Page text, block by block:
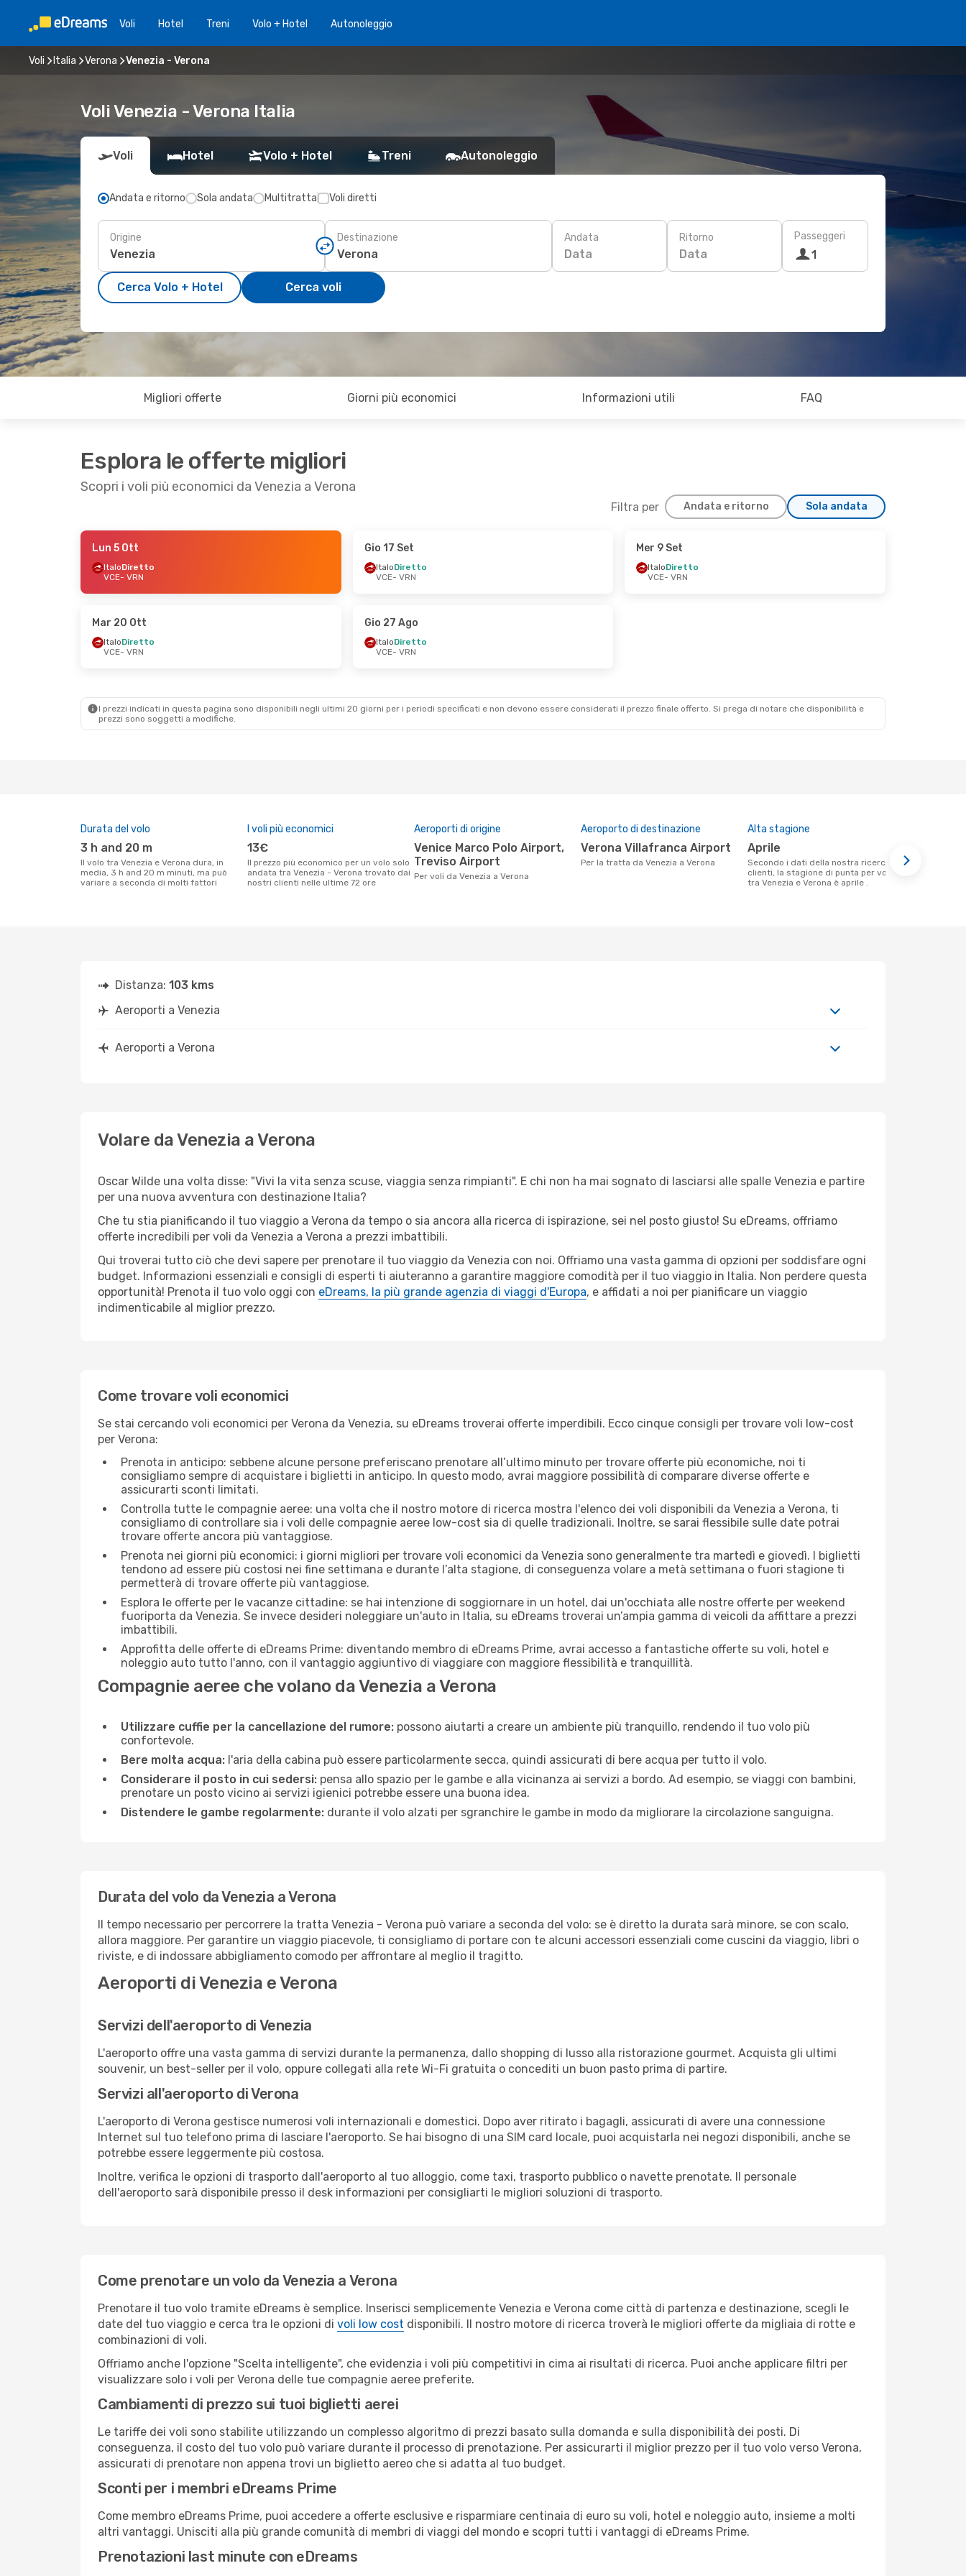
Voli Hotel Treni Volo + Hotel Autonoleggio
Voli Italia Verona Venezia - Verona
Voli Venezia - Verona Italia
Voli Hotel Volo + Hotel Treni Autonoleggio
Andata e ritorno Sola andata Multitratta Voli diretti
Origine Destinazione Andata
Data
Ritorno
Data
Passeggeri
1
Cerca Volo + Hotel Cerca voli
Migliori offerte Giorni più economici Informazioni utili FAQ
Esplora le offerte migliori
Scopri i voli più economici da Venezia a Verona
Filtra per Andata e ritorno Sola andata
- Lun 5 Ott
- Dom 6 Set
VRN
- VCE
Lun 5 Ott
ItaloDiretto
VCE- VRN
Gio 17 Set
ItaloDiretto
VCE- VRN
Mer 9 Set
ItaloDiretto
VCE- VRN
Mar 20 Ott
ItaloDiretto
VCE- VRN
Gio 27 Ago
ItaloDiretto
VCE- VRN
I prezzi indicati in questa pagina sono disponibili negli ultimi 20 giorni per i periodi specificati e non devono essere considerati il ​​prezzo finale offerto. Si prega di notare che disponibilità e
prezzi sono soggetti a modifiche.
Durata del volo
3 h and 20 m
Il volo tra Venezia e Verona dura, in
media, 3 h and 20 m minuti, ma può
variare a seconda di molti fattori
I voli più economici
13€
Il prezzo più economico per un volo solo
andata tra Venezia - Verona trovato dai
nostri clienti nelle ultime 72 ore
Aeroporti di origine
Venice Marco Polo Airport,
Treviso Airport
Per voli da Venezia a Verona
Aeroporto di destinazione
Verona Villafranca Airport
Per la tratta da Venezia a Verona
Alta stagione
aprile
Secondo i dati della nostra ricerca
clienti, la stagione di punta per volare
tra Venezia e Verona è aprile .
Distanza: 103 kms
Aeroporti a Venezia
Aeroporti a Verona
Volare da Venezia a Verona
Oscar Wilde una volta disse: "Vivi la vita senza scuse, viaggia senza rimpianti". E chi non ha mai sognato di lasciarsi alle spalle Venezia e partire
per una nuova avventura con destinazione Italia?
Che tu stia pianificando il tuo viaggio a Verona da tempo o sia ancora alla ricerca di ispirazione, sei nel posto giusto! Su eDreams, offriamo
offerte incredibili per voli da Venezia a Verona a prezzi imbattibili.
Qui troverai tutto ciò che devi sapere per prenotare il tuo viaggio da Venezia con noi. Offriamo una vasta gamma di opzioni per soddisfare ogni
budget. Informazioni essenziali e consigli di esperti ti aiuteranno a garantire maggiore comodità per il tuo viaggio in Italia. Non perdere questa
opportunità! Prenota il tuo volo oggi con eDreams, la più grande agenzia di viaggi d'Europa, e affidati a noi per pianificare un viaggio
indimenticabile al miglior prezzo.
Come trovare voli economici
Se stai cercando voli economici per Verona da Venezia, su eDreams troverai offerte imperdibili. Ecco cinque consigli per trovare voli low-cost
per Verona:
Prenota in anticipo: sebbene alcune persone preferiscano prenotare all’ultimo minuto per trovare offerte più economiche, noi ti
consigliamo sempre di acquistare i biglietti in anticipo. In questo modo, avrai maggiore possibilità di comparare diverse offerte e
assicurarti sconti limitati.
Controlla tutte le compagnie aeree: una volta che il nostro motore di ricerca mostra l'elenco dei voli disponibili da Venezia a Verona, ti
consigliamo di controllare sia i voli delle compagnie aeree low-cost sia di quelle tradizionali. Inoltre, se sarai flessibile sulle date potrai
trovare offerte ancora più vantaggiose.
Prenota nei giorni più economici: i giorni migliori per trovare voli economici da Venezia sono generalmente tra martedì e giovedì. I biglietti
tendono ad essere più costosi nei fine settimana e durante l’alta stagione, di conseguenza volare a metà settimana o fuori stagione ti
permetterà di trovare offerte più vantaggiose.
Esplora le offerte per le vacanze cittadine: se hai intenzione di soggiornare in un hotel, dai un'occhiata alle nostre offerte per weekend
fuoriporta da Venezia. Se invece desideri noleggiare un'auto in Italia, su eDreams troverai un’ampia gamma di veicoli da affittare a prezzi
imbattibili.
Approfitta delle offerte di eDreams Prime: diventando membro di eDreams Prime, avrai accesso a fantastiche offerte su voli, hotel e
noleggio auto tutto l'anno, con il vantaggio aggiuntivo di viaggiare con maggiore flessibilità e tranquillità.
Compagnie aeree che volano da Venezia a Verona
Utilizzare cuffie per la cancellazione del rumore: possono aiutarti a creare un ambiente più tranquillo, rendendo il tuo volo più
confortevole.
Bere molta acqua: l'aria della cabina può essere particolarmente secca, quindi assicurati di bere acqua per tutto il volo.
Considerare il posto in cui sedersi: pensa allo spazio per le gambe e alla vicinanza ai servizi a bordo. Ad esempio, se viaggi con bambini,
prenotare un posto vicino ai servizi igienici potrebbe essere una buona idea.
Distendere le gambe regolarmente: durante il volo alzati per sgranchire le gambe in modo da migliorare la circolazione sanguigna.
Durata del volo da Venezia a Verona
Il tempo necessario per percorrere la tratta Venezia - Verona può variare a seconda del volo: se è diretto la durata sarà minore, se con scalo,
allora maggiore. Per garantire un viaggio piacevole, ti consigliamo di portare con te alcuni accessori essenziali come cuscini da viaggio, libri o
riviste, e di indossare abbigliamento comodo per affrontare al meglio il tragitto.
Aeroporti di Venezia e Verona
Servizi dell'aeroporto di Venezia
L'aeroporto offre una vasta gamma di servizi durante la permanenza, dallo shopping di lusso alla ristorazione gourmet. Acquista gli ultimi
souvenir, un best-seller per il volo, oppure collegati alla rete Wi-Fi gratuita o concediti un buon pasto prima di partire.
Servizi all'aeroporto di Verona
L'aeroporto di Verona gestisce numerosi voli internazionali e domestici. Dopo aver ritirato i bagagli, assicurati di avere una connessione
Internet sul tuo telefono prima di lasciare l'aeroporto. Se hai bisogno di una SIM card locale, puoi acquistarla nei negozi disponibili, anche se
potrebbe essere leggermente più costosa.
Inoltre, verifica le opzioni di trasporto dall'aeroporto al tuo alloggio, come taxi, trasporto pubblico o navette prenotate. Il personale
dell'aeroporto sarà disponibile presso il desk informazioni per consigliarti le migliori soluzioni di trasporto.
Come prenotare un volo da Venezia a Verona
Prenotare il tuo volo tramite eDreams è semplice. Inserisci semplicemente Venezia e Verona come città di partenza e destinazione, scegli le
date del tuo viaggio e cerca tra le opzioni di voli low cost disponibili. Il nostro motore di ricerca troverà le migliori offerte da migliaia di rotte e
combinazioni di voli.
Offriamo anche l'opzione "Scelta intelligente", che evidenzia i voli più competitivi in cima ai risultati di ricerca. Puoi anche applicare filtri per
visualizzare solo i voli per Verona delle tue compagnie aeree preferite.
Cambiamenti di prezzo sui tuoi biglietti aerei
Le tariffe dei voli sono stabilite utilizzando un complesso algoritmo di prezzi basato sulla domanda e sulla disponibilità dei posti. Di
conseguenza, il costo del tuo volo può variare durante il processo di prenotazione. Per assicurarti il miglior prezzo per il tuo volo verso Verona,
assicurati di prenotare non appena trovi un biglietto aereo che si adatta al tuo budget.
Sconti per i membri eDreams Prime
Come membro eDreams Prime, puoi accedere a offerte esclusive e risparmiare centinaia di euro su voli, hotel e noleggio auto, insieme a molti
altri vantaggi. Unisciti alla più grande comunità di membri di viaggi del mondo e scopri tutti i vantaggi di eDreams Prime.
Prenotazioni last minute con eDreams